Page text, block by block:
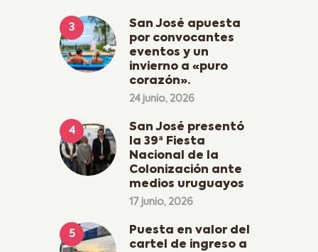
San José apuesta
por convocantes
eventos y un
invierno a «puro
corazón».
24 junio, 2026
San José presentó
la 39ª Fiesta
Nacional de la
Colonización ante
medios uruguayos
17 junio, 2026
Puesta en valor del
cartel de ingreso a